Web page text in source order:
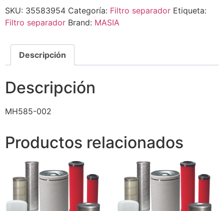
SKU: 35583954 Categoría: Filtro separador Etiqueta:
Filtro separador Brand: MASIA
Descripción
Descripción
MH585-002
Productos relacionados